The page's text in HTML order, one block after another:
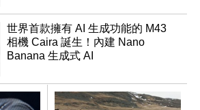
世界首款擁有 AI 生成功能的 M43
相機 Caira 誕生！內建 Nano
Banana 生成式 AI